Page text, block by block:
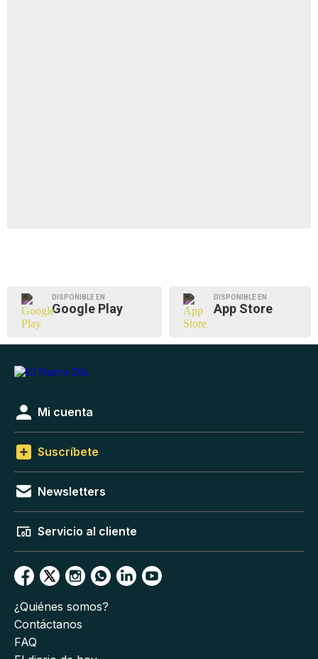
DISPONIBLE EN
Google Play
DISPONIBLE EN
App Store
Mi cuenta
Suscríbete
Newsletters
Servicio al cliente
¿Quiénes somos?
Contáctanos
FAQ